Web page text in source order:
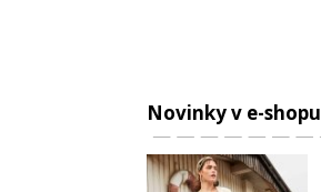
Novinky v e-shopu